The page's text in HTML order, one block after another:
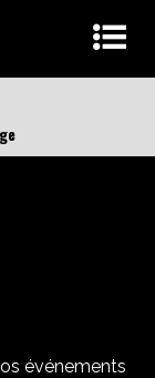
événements